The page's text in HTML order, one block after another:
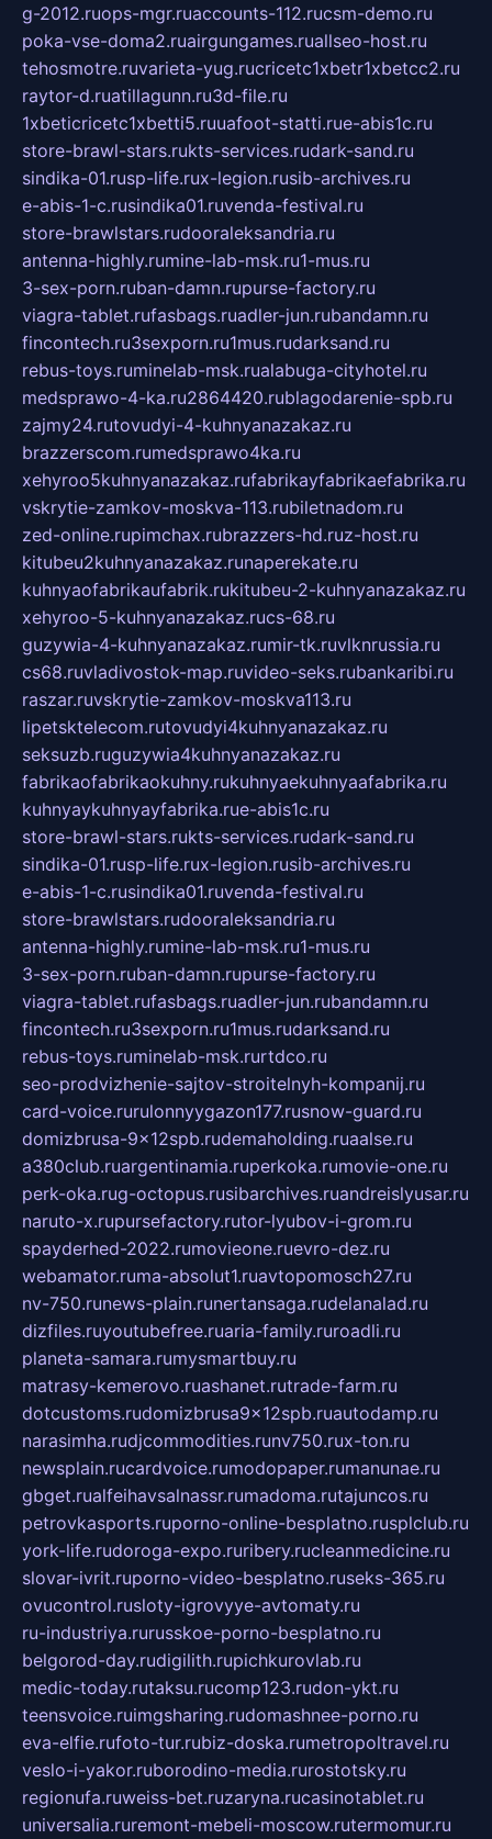
g-2012.ruops-mgr.ruaccounts-112.rucsm-demo.ru
poka-vse-doma2.ruairgungames.ruallseo-host.ru
tehosmotre.ruvarieta-yug.rucricetc1xbetr1xbetcc2.ru
raytor-d.ruatillagunn.ru3d-file.ru
1xbeticricetc1xbetti5.ruuafoot-statti.rue-abis1c.ru
store-brawl-stars.rukts-services.rudark-sand.ru
sindika-01.rusp-life.rux-legion.rusib-archives.ru
e-abis-1-c.rusindika01.ruvenda-festival.ru
store-brawlstars.rudooraleksandria.ru
antenna-highly.rumine-lab-msk.ru1-mus.ru
3-sex-porn.ruban-damn.rupurse-factory.ru
viagra-tablet.rufasbags.ruadler-jun.rubandamn.ru
fincontech.ru3sexporn.ru1mus.rudarksand.ru
rebus-toys.ruminelab-msk.rualabuga-cityhotel.ru
medsprawo-4-ka.ru2864420.rublagodarenie-spb.ru
zajmy24.rutovudyi-4-kuhnyanazakaz.ru
brazzerscom.rumedsprawo4ka.ru
xehyroo5kuhnyanazakaz.rufabrikayfabrikaefabrika.ru
vskrytie-zamkov-moskva-113.rubiletnadom.ru
zed-online.rupimchax.rubrazzers-hd.ruz-host.ru
kitubeu2kuhnyanazakaz.runaperekate.ru
kuhnyaofabrikaufabrik.rukitubeu-2-kuhnyanazakaz.ru
xehyroo-5-kuhnyanazakaz.rucs-68.ru
guzywia-4-kuhnyanazakaz.rumir-tk.ruvlknrussia.ru
cs68.ruvladivostok-map.ruvideo-seks.rubankaribi.ru
raszar.ruvskrytie-zamkov-moskva113.ru
lipetsktelecom.rutovudyi4kuhnyanazakaz.ru
seksuzb.ruguzywia4kuhnyanazakaz.ru
fabrikaofabrikaokuhny.rukuhnyaekuhnyaafabrika.ru
kuhnyaykuhnyayfabrika.rue-abis1c.ru
store-brawl-stars.rukts-services.rudark-sand.ru
sindika-01.rusp-life.rux-legion.rusib-archives.ru
e-abis-1-c.rusindika01.ruvenda-festival.ru
store-brawlstars.rudooraleksandria.ru
antenna-highly.rumine-lab-msk.ru1-mus.ru
3-sex-porn.ruban-damn.rupurse-factory.ru
viagra-tablet.rufasbags.ruadler-jun.rubandamn.ru
fincontech.ru3sexporn.ru1mus.rudarksand.ru
rebus-toys.ruminelab-msk.rurtdco.ru
seo-prodvizhenie-sajtov-stroitelnyh-kompanij.ru
card-voice.rurulonnyygazon177.rusnow-guard.ru
domizbrusa-9x12spb.rudemaholding.ruaalse.ru
a380club.ruargentinamia.ruperkoka.rumovie-one.ru
perk-oka.rug-octopus.rusibarchives.ruandreislyusar.ru
naruto-x.rupursefactory.rutor-lyubov-i-grom.ru
spayderhed-2022.rumovieone.ruevro-dez.ru
webamator.ruma-absolut1.ruavtopomosch27.ru
nv-750.runews-plain.runertansaga.rudelanalad.ru
dizfiles.ruyoutubefree.ruaria-family.ruroadli.ru
planeta-samara.rumysmartbuy.ru
matrasy-kemerovo.ruashanet.rutrade-farm.ru
dotcustoms.rudomizbrusa9x12spb.ruautodamp.ru
narasimha.rudjcommodities.runv750.rux-ton.ru
newsplain.rucardvoice.rumodopaper.rumanunae.ru
gbget.rualfeihavsalnassr.rumadoma.rutajuncos.ru
petrovkasports.ruporno-online-besplatno.rusplclub.ru
york-life.rudoroga-expo.ruribery.rucleanmedicine.ru
slovar-ivrit.ruporno-video-besplatno.ruseks-365.ru
ovucontrol.rusloty-igrovyye-avtomaty.ru
ru-industriya.rurusskoe-porno-besplatno.ru
belgorod-day.rudigilith.rupichkurovlab.ru
medic-today.rutaksu.rucomp123.rudon-ykt.ru
teensvoice.ruimgsharing.rudomashnee-porno.ru
eva-elfie.rufoto-tur.rubiz-doska.rumetropoltravel.ru
veslo-i-yakor.ruborodino-media.rurostotsky.ru
regionufa.ruweiss-bet.ruzaryna.rucasinotablet.ru
universalia.ruremont-mebeli-moscow.rutermomur.ru